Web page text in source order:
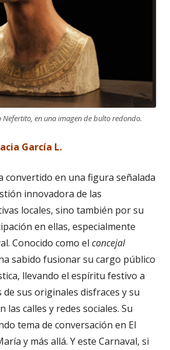
en una imagen de bulto redondo.
García L.
convertido en una figura señalada
innovadora de las
locales, sino también por su
en ellas, especialmente
Conocido como el concejal
sabido fusionar su cargo público
llevando el espíritu festivo a
sus originales disfraces y su
las calles y redes sociales. Su
tema de conversación en El
y más allá. Y este Carnaval, si